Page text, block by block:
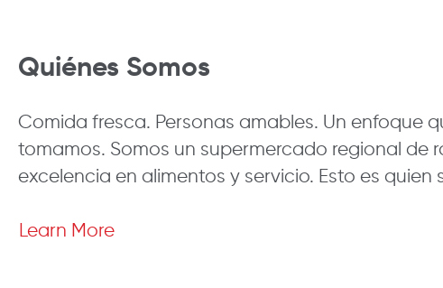
Quiénes Somos
Comida fresca. Personas amables. Un enfoque
tomamos. Somos un supermercado regional de
excelencia en alimentos y servicio. Esto es quien
Learn More